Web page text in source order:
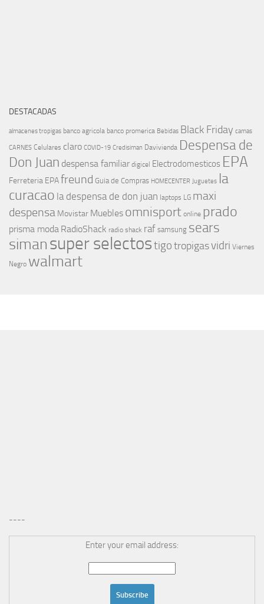
DESTACADAS
almacenes tropigas banco agricola banco promerica Bebidas Black Friday camas
CARNES Celulares claro COVID-19 Credisiman Davivienda Despensa de
Don Juan despensa familiar digicel Electrodomesticos EPA
Ferreteria EPAfreund Guia de Compras HOMECENTER Juguetes la
curacao la despensa de don juan laptops LG maxi
despensa Movistar Muebles omnisport online prado
prisma moda RadioShack radio shack raf samsung sears
simansuper selectostigotropigasvidri Viernes
Negro walmart
----
Enter your email address: